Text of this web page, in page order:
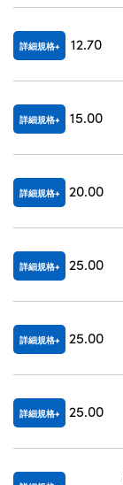
詳細規格 12.70
詳細規格 15.00
詳細規格 20.00
詳細規格 25.00
詳細規格 25.00
詳細規格 25.00